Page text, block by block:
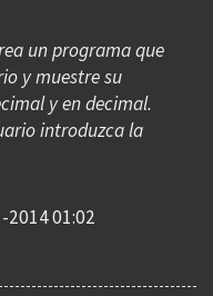
un programa que
y muestre su
y en decimal.
introduzca la
01:02